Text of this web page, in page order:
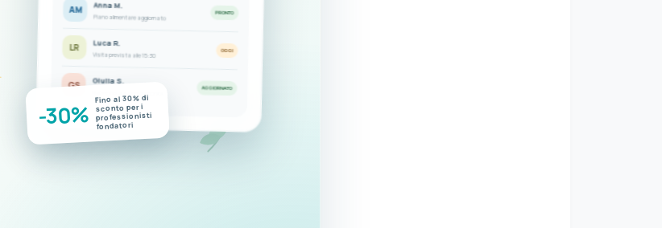
AM Anna M.
Piano alimentare aggiornato
PRONTO
LR Luca R.
Visita prevista alle 15:30
OGGI
GS Giulia S.
Nuove misurazioni disponibili
AGGIORNATO
-30%
Fino al 30% di
sconto per i
professionisti
fondatori